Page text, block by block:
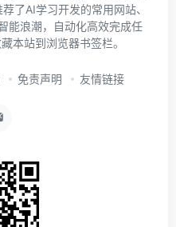
了AI学习开发的常用网站、
能浪潮，自动化高效完成任
本站到浏览器书签栏。
免责声明 友情链接